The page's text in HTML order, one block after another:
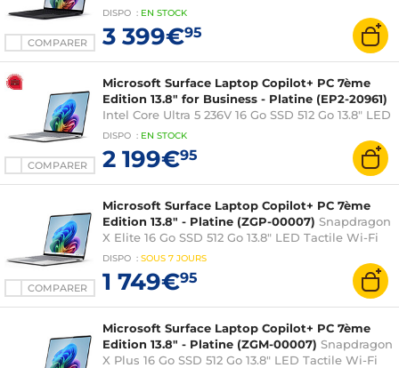
COMPARER
Tactile Wi-Fi 7/Bluetooth Webcam Windows 11
DISPO : EN STOCK
3 399€95
COMPARER
Microsoft Surface Laptop Copilot+ PC 7ème
Edition 13.8" for Business - Platine (EP2-20961)
Intel Core Ultra 5 236V 16 Go SSD 512 Go 13.8" LED
Tactile Wi-Fi 7/Bluetooth Webcam Windows 11
Professionnel
DISPO : EN STOCK
2 199€95
COMPARER
Microsoft Surface Laptop Copilot+ PC 7ème
Edition 13.8" - Platine (ZGP-00007) Snapdragon
X Elite 16 Go SSD 512 Go 13.8" LED Tactile Wi-Fi
7/Bluetooth Webcam Windows 11 Famille
DISPO : SOUS 7 JOURS
1 749€95
Microsoft Surface Laptop Copilot+ PC 7ème
Edition 13.8" - Platine (ZGM-00007) Snapdragon
X Plus 16 Go SSD 512 Go 13.8" LED Tactile Wi-Fi